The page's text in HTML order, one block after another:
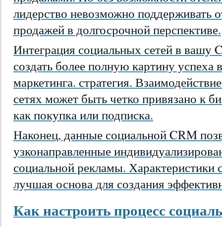
лидерство невозможно поддерживать
продажей в долгосрочной перспективе.
Интеграция социальных сетей в вашу
создать более полную картину успеха
маркетинга. стратегия.
сетях может быть четко привязано к
как покупка или подписка.
Наконец, данные социальной CRM
узконаправленные
социальной рекламы.
лучшая основа для создания
Как настроить процесс